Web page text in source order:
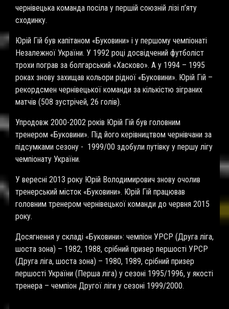
чернівецька команда посіла у першій союзній лізі п’яту
сходинку.
Юрій Гій був капітаном «Буковини» і у першому чемпіонаті
Незалежної України. У 1992 році досвідчений футболіст
трохи пограв за болгарський «Хасково». А у 1994 – 1995
роках знову захищав кольори рідної «Буковини». Юрій Гій –
рекордсмен чернівецької команди за кількістю зіграних
матчів (508 зустрічей, 26 голів).
Упродовж 2000-2002 років Юрій Гій був головним
тренером «Буковини». Під його керівництвом чернівчани за
підсумками сезону - 1999/00 здобули путівку у першу лігу
чемпіонату України.
У вересні 2013 року Юрій Володимирович знову очолив
тренерський місток «Буковини». Юрій Гій працював
головним тренером чернівецької команди до червня 2015
року.
Досягнення у складі «Буковини»: чемпіон УРСР (Друга ліга,
шоста зона) – 1982, 1988, срібний призер першості УРСР
(Друга ліга, шоста зона) – 1980, 1989, срібний призер
першості України (Перша ліга) у сезоні 1995/1996, у якості
тренера – чемпіон Другої ліги у сезоні 1999/2000.